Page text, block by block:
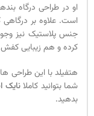
او در طراحی درگاه
است. علاوه بر
جنس پلاستیک نیز
کرده و هم زیبایی کفش
هتفیلد با این طراحی
شما بتوانید کاملانایک
بدهید.